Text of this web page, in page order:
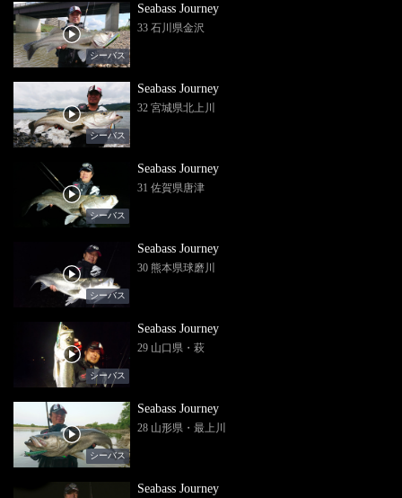
シーバス
Seabass Journey
33 石川県金沢
シーバス
Seabass Journey
32 宮城県北上川
シーバス
Seabass Journey
31 佐賀県唐津
シーバス
Seabass Journey
30 熊本県球磨川
シーバス
Seabass Journey
29 山口県・萩
シーバス
Seabass Journey
28 山形県・最上川
Seabass Journey